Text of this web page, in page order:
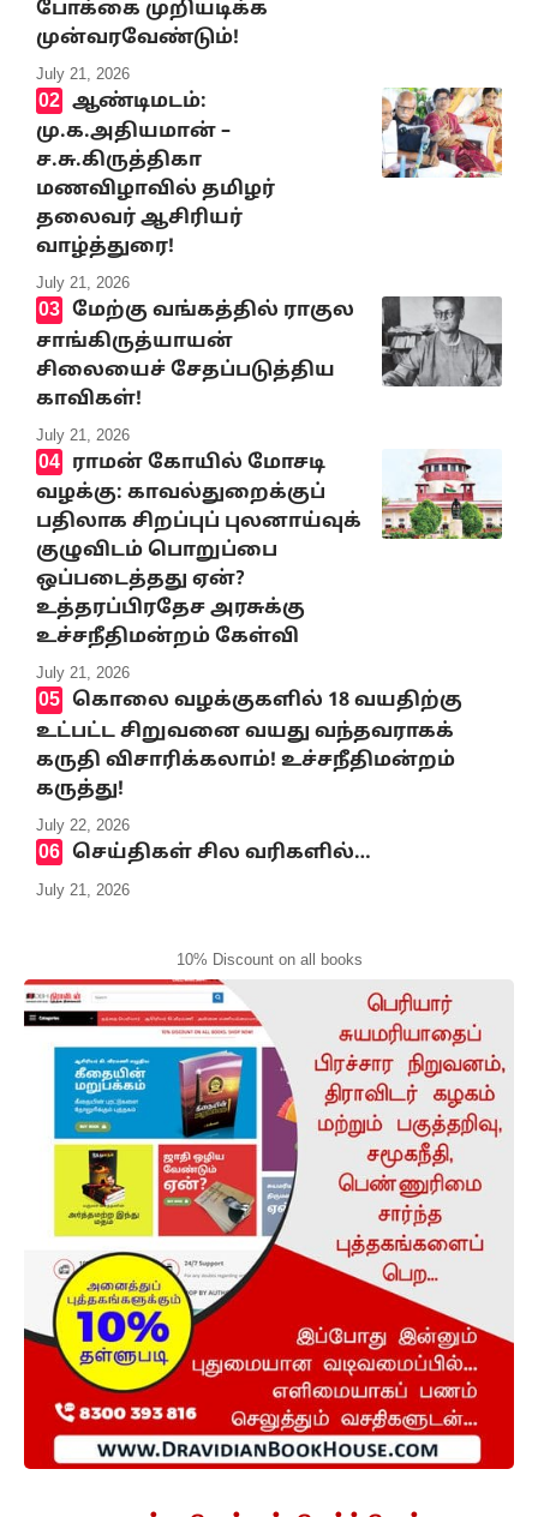
போக்கை முறியடிக்க
முன்வரவேண்டும்!
July 21, 2026
ஆண்டிமடம்:
மு.க.அதியமான் –
ச.சு.கிருத்திகா
மணவிழாவில் தமிழர்
தலைவர் ஆசிரியர்
வாழ்த்துரை!
July 21, 2026
மேற்கு வங்கத்தில் ராகுல
சாங்கிருத்யாயன்
சிலையைச் சேதப்படுத்திய
காவிகள்!
July 21, 2026
ராமன் கோயில் மோசடி
வழக்கு: காவல்துறைக்குப்
பதிலாக சிறப்புப் புலனாய்வுக்
குழுவிடம் பொறுப்பை
ஒப்படைத்தது ஏன்?
உத்தரப்பிரதேச அரசுக்கு
உச்சநீதிமன்றம் கேள்வி
July 21, 2026
கொலை வழக்குகளில் 18 வயதிற்கு
உட்பட்ட சிறுவனை வயது வந்தவராகக்
கருதி விசாரிக்கலாம்! உச்சநீதிமன்றம்
கருத்து!
July 22, 2026
செய்திகள் சில வரிகளில்…
July 21, 2026
10% Discount on all books